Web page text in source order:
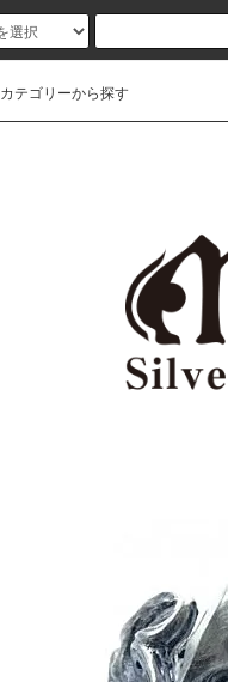
カテゴリーから探す